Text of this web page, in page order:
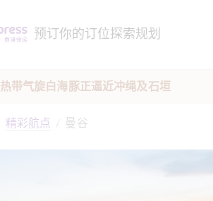
预订你的订位探索规划
热带气旋白海豚正逼近冲绳及石垣
精彩航点 / 曼谷